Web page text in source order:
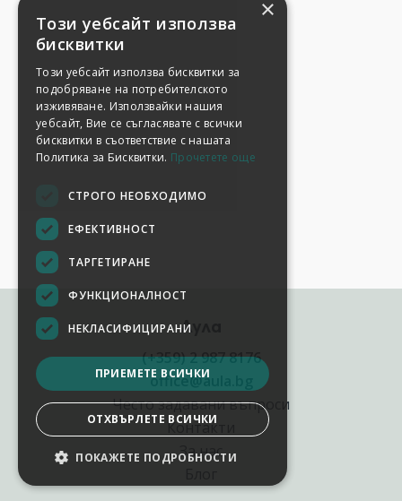
Аула
(+359) 2 987 8176
office@aula.bg
Често задавани въпроси
Контакти
За нас
×
Този уебсайт използва
бисквитки
Този уебсайт използва бисквитки за
подобряване на потребителското
изживяване. Използвайки нашия
уебсайт, Вие се съгласявате с всички
бисквитки в съответствие с нашата
Политика за Бисквитки. Прочетете още
СТРОГО НЕОБХОДИМО
ЕФЕКТИВНОСТ
ТАРГЕТИРАНЕ
ФУНКЦИОНАЛНОСТ
НЕКЛАСИФИЦИРАНИ
ПРИЕМЕТЕ ВСИЧКИ
ОТХВЪРЛЕТЕ ВСИЧКИ
ПОКАЖЕТЕ ПОДРОБНОСТИ